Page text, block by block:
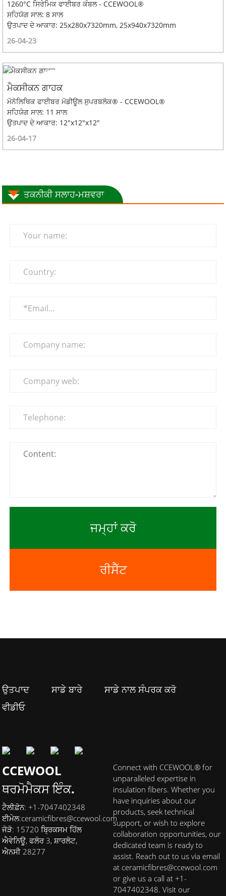
1260°C ਸਿਰੇਮਿਕ ਫਾਈਬਰ ਕੰਬਲ - CCEWOOL®
ਸਹਿਯੋਗ ਸਾਲ: 8 ਸਾਲ
ਉਤਪਾਦ ਦੇ ਆਕਾਰ: 25x280x7320mm, 25x940x7320mm
26-04-23
ਮੈਕਸੀਕਨ ਗਾਹਕ
ਮੋਨੋਲਿਥਿਕ ਫਾਈਬਰ ਮੋਡੀਊਲ ਸੁਪਰਬਲੋਕ® - CCEWOOL®
ਸਹਿਯੋਗ ਸਾਲ: 11 ਸਾਲ
ਉਤਪਾਦ ਦੇ ਆਕਾਰ: 12"x12"x12"
26-04-17
ਤਕਨੀਕੀ ਸਲਾਹ-ਮਸ਼ਵਰਾ
ਜਮ੍ਹਾਂ ਕਰੋ
ਰੀਸੈੱਟ
ਉਤਪਾਦ ਸਾਡੇ ਬਾਰੇ
ਸਾਡੇ ਨਾਲ ਸੰਪਰਕ ਕਰੋ
ਵੀਡੀਓ
CCEWOOL
ਥਰਮੋਮੈਕਸ ਇੰਕ.
ਟੈਲੀਫ਼ੋਨ: +1-7047402348
ਈਮੇਲ:ceramicfibres@ccewool.com
ਜੋੜੋ: 15720 ਬ੍ਰਿਕਸਮ ਹਿੱਲ
ਐਵੇਨਿਊ, ਫਲੋਰ 3, ਸ਼ਾਰਲੋਟ,
ਐਨਸੀ 28277
Connect with CCEWOOL® for
unparalleled expertise in
insulation fibers. Whether you
have inquiries about our
products, seek technical
support, or wish to explore
collaboration opportunities, our
dedicated team is ready to
assist. Reach out to us via email
at ceramicfibres@ccewool.com
or give us a call at +1-
7047402348. Visit our